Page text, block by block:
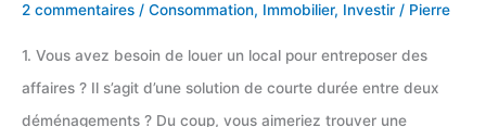
2 commentaires / Consommation, Immobilier, Investir / Pierre
1. Vous avez besoin de louer un local pour entreposer des
affaires ? Il s’agit d’une solution de courte durée entre deux
déménagements ? Du coup, vous aimeriez trouver une